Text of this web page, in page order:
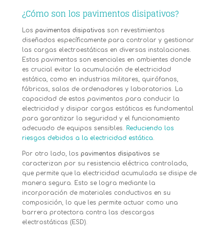
¿Cómo son los pavimentos disipativos?
Los pavimentos disipativos son revestimientos
diseñados específicamente para controlar y gestionar
las cargas electroestáticas en diversas instalaciones.
Estos pavimentos son esenciales en ambientes donde
es crucial evitar la acumulación de electricidad
estática, como en industrias militares, quirófanos,
fábricas, salas de ordenadores y laboratorios. La
capacidad de estos pavimentos para conducir la
electricidad y disipar cargas estáticas es fundamental
para garantizar la seguridad y el funcionamiento
adecuado de equipos sensibles. Reduciendo los
riesgos debidos a la electricidad estática.
Por otro lado, los pavimentos disipativos se
caracterizan por su resistencia eléctrica controlada,
que permite que la electricidad acumulada se disipe de
manera segura. Esto se logra mediante la
incorporación de materiales conductivos en su
composición, lo que les permite actuar como una
barrera protectora contra las descargas
electrostáticas (ESD).